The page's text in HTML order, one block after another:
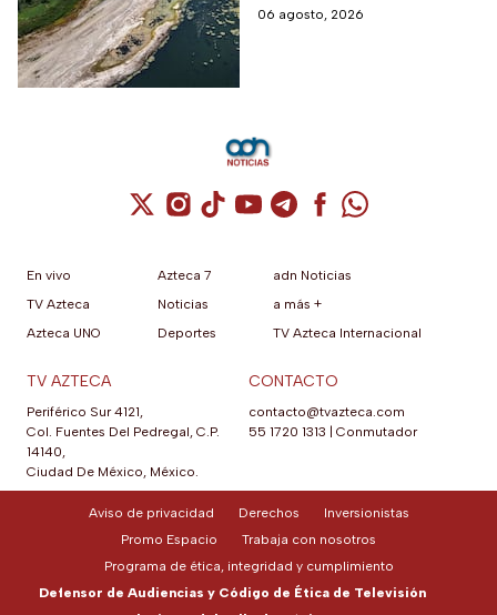
a los mínimos históricos
06 agosto, 2026
Cuenta de X / Twitter (se abre en una
Cuenta de Instagram (se abre en una
Cuenta de TikTok (se abre en
Cuenta de YouTube (se abre
Cuenta de Telegram (se
Cuenta de
Cuenta de
En vivo
TV Azteca
Azteca UNO
Azteca 7
Noticias
Deportes
adn Noticias
a más +
TV Azteca Internacional
TV AZTECA
Periférico Sur 4121,
Col. Fuentes Del Pedregal, C.P.
14140,
Ciudad De México, México.
CONTACTO
contacto@tvazteca.com
55 1720 1313
Conmutador
Aviso de privacidad Derechos
Inversionistas
Promo Espacio
Trabaja con nosotros
Programa de ética, integridad y cumplimiento
Defensor de Audiencias y Código de Ética de Televisión